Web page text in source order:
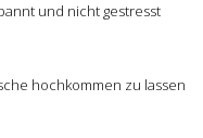
und nicht gestresst
hochkommen zu lassen